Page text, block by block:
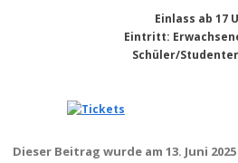
Einlass ab 17
Eintritt:
Schüler/Studenten
Dieser Beitrag wurde am 13. Juni 2025